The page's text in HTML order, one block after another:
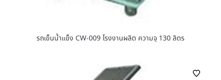
รถเข็นน้ำเเข็ง CW-009 โรงงานผลิต ความจุ 130 ลิตร